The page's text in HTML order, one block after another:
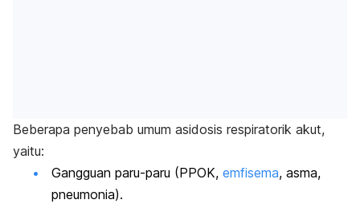
Beberapa penyebab umum asidosis respiratorik akut,
yaitu:
Gangguan paru-paru (PPOK, emfisema, asma,
pneumonia).